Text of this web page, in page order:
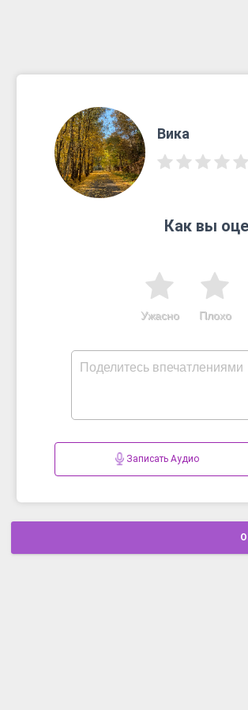
Вика
Как вы
Плохо
Ужасно
Записать Аудио